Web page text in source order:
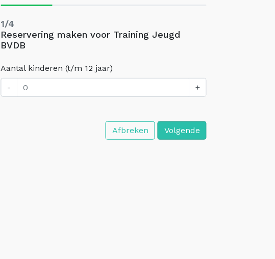
1/4
Reservering maken voor Training Jeugd
BVDB
Aantal kinderen (t/m 12 jaar)
-
+
Afbreken Volgende